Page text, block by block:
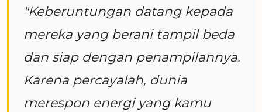
"Keberuntungan datang kepada
mereka yang berani tampil beda
dan siap dengan penampilannya.
Karena percayalah, dunia
merespon energi yang kamu